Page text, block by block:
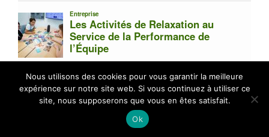
Nous utilisons des cookies pour vous garantir la meilleure
expérience sur notre site web. Si vous continuez à utiliser ce
site, nous supposerons que vous en êtes satisfait.
Ok